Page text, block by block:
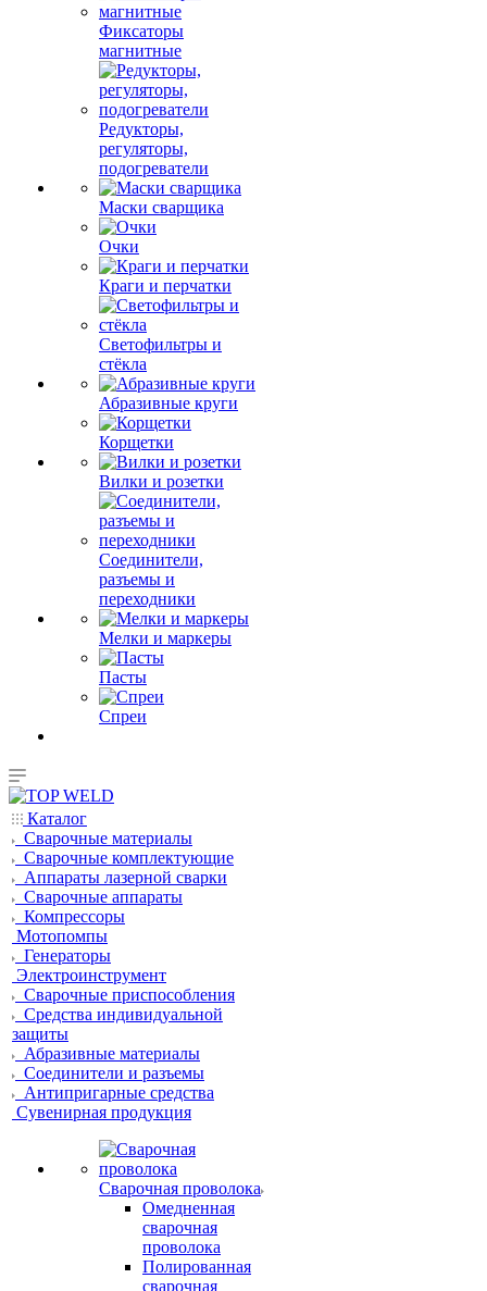
Фиксаторы
магнитные
Редукторы,
регуляторы,
подогреватели
Маски сварщика
Очки
Краги и перчатки
Светофильтры и
стёкла
Абразивные круги
Корщетки
Вилки и розетки
Соединители,
разъемы и
переходники
Мелки и маркеры
Пасты
Спреи
Каталог
Сварочные материалы
Сварочные комплектующие
Аппараты лазерной сварки
Сварочные аппараты
Компрессоры
Мотопомпы
Генераторы
Электроинструмент
Сварочные приспособления
Средства индивидуальной
защиты
Абразивные материалы
Соединители и разъемы
Антипригарные средства
Сувенирная продукция
Сварочная проволока
Омедненная
сварочная
проволока
Полированная
сварочная